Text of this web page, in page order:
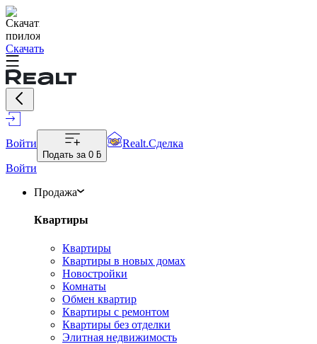
Скачать
Войти
Подать за 0 ƃ
Realt.Сделка
Войти
Продажа
Квартиры
Квартиры
Квартиры в новых домах
Новостройки
Комнаты
Обмен квартир
Квартиры с ремонтом
Квартиры без отделки
Элитная недвижимость